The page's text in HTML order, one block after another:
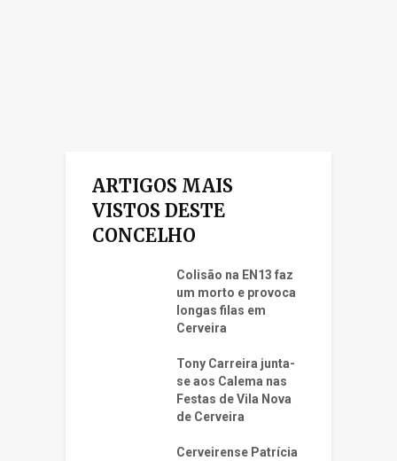
ARTIGOS MAIS
VISTOS DESTE
CONCELHO
Colisão na EN13 faz
um morto e provoca
longas filas em
Cerveira
Tony Carreira junta-
se aos Calema nas
Festas de Vila Nova
de Cerveira
Cerveirense Patrícia